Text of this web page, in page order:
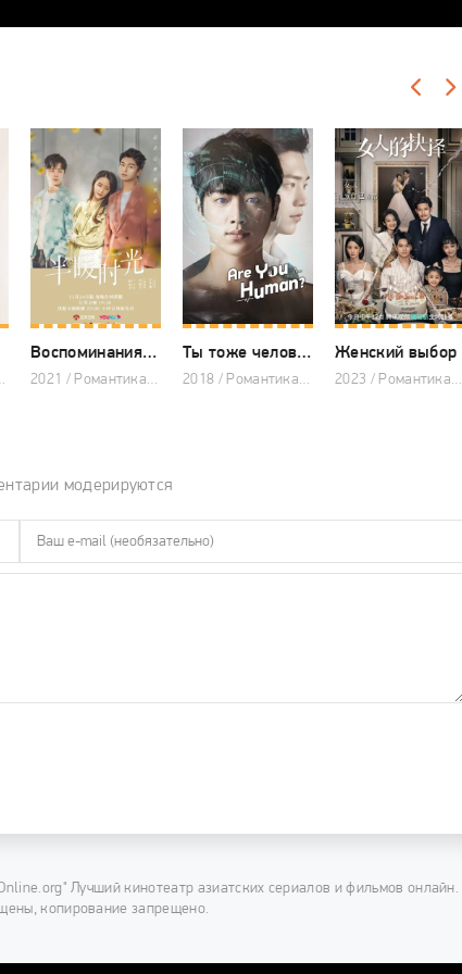
дорамы
Воспоминания о тебе
2021 / Романтика, Драма, Китайские дорамы
Ты тоже человек?
2018 / Романтика, Фэнтези, Комедия, Корейские дорамы
Женский выбор
2023 / Романтика, Драма, Китайские дорамы
модерируются
Лучший кинотеатр азиатских сериалов и фильмов онлайн.
копирование запрещено.